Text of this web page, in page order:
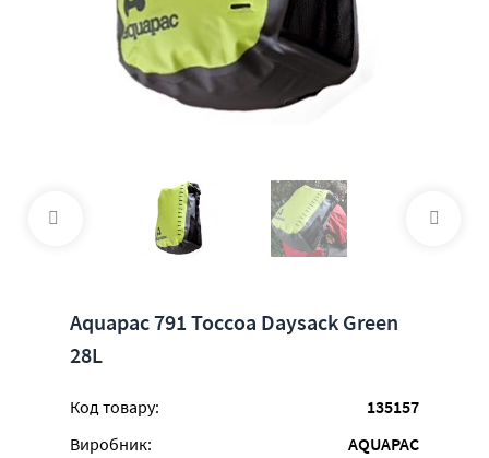
Aquapac 791 Toccoa Daysack Green
28L
Код товару:
135157
Виробник:
AQUAPAC